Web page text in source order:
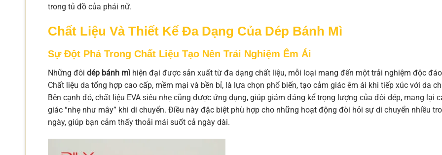
trong tủ đồ của phái nữ.
Chất Liệu Và Thiết Kế Đa Dạng Của Dép Bánh Mì
Sự Đột Phá Trong Chất Liệu Tạo Nên Trải Nghiệm Êm Ái
Những đôi dép bánh mì hiện đại được sản xuất từ đa dạng chất liệu, mỗi loại mang đến một trải nghiệm độc
Chất liệu da tổng hợp cao cấp, mềm mại và bền bỉ, là lựa chọn phổ biến, tạo cảm giác êm ái khi tiếp xúc với da
Bên cạnh đó, chất liệu EVA siêu nhẹ cũng được ứng dụng, giúp giảm đáng kể trọng lượng của đôi dép, mang lại
giác “nhẹ như mây” khi di chuyển. Điều này đặc biệt phù hợp cho những hoạt động đòi hỏi sự di chuyển nhiều
ngày, giúp bạn cảm thấy thoải mái suốt cả ngày dài.